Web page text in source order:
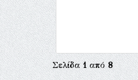
Σελίδα1από8